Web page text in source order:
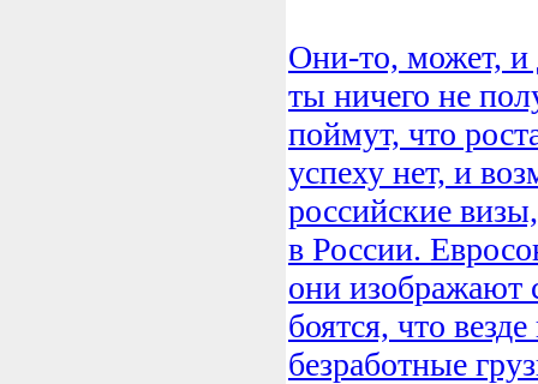
Они-то, может, и
ты ничего не
поймут, что
успеху нет, и
российские
в России.
они изображают
боятся, что
безработные